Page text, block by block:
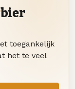
toegankelijk
het te veel